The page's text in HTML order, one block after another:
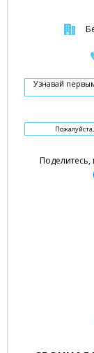
Узнавай